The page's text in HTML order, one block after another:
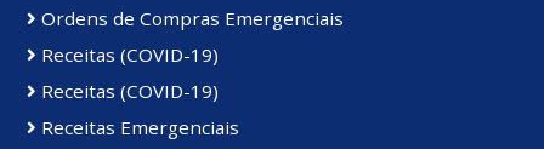
Ordens de Compras Emergenciais
Receitas (COVID-19)
Receitas (COVID-19)
Receitas Emergenciais